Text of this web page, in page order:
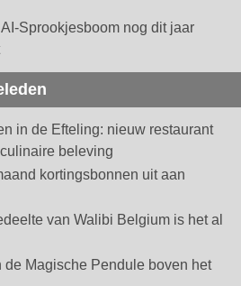
Sprookjesboom nog dit jaar
in de Efteling: nieuw restaurant
beleving
kortingsbonnen uit aan
van Walibi Belgium is het al
de Magische Pendule boven het